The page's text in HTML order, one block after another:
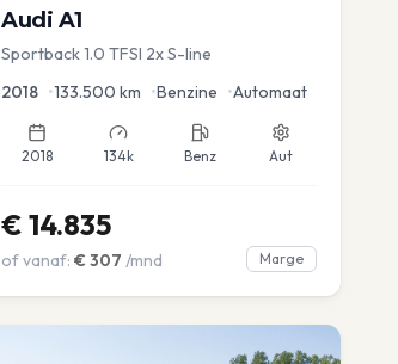
Audi A1
Sportback 1.0 TFSI 2x S-line
2018 •133.500 km •Benzine •Automaat
2018 134k Benz Aut
€ 14.835
of vanaf: € 307 /mnd Marge